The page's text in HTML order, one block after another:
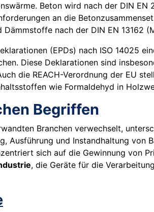
Beton wird nach der DIN
an die
nach der DIN EN 13162
(EPDs) nach ISO 14025
Diese Deklarationen sind
die REACH-Verordnung der EU
wie Formaldehyd in
Begriffen
Branchen verwechselt,
Ausführung und Instandhaltung
sich auf die Gewinnung von
, die Geräte für die